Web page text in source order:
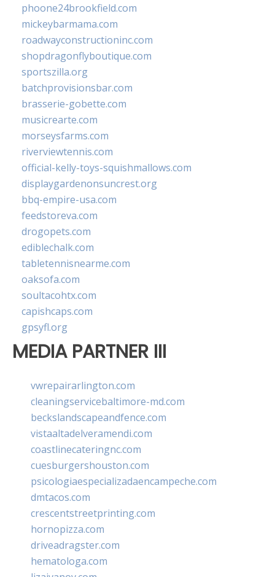
phoone24brookfield.com
mickeybarmama.com
roadwayconstructioninc.com
shopdragonflyboutique.com
sportszilla.org
batchprovisionsbar.com
brasserie-gobette.com
musicrearte.com
morseysfarms.com
riverviewtennis.com
official-kelly-toys-squishmallows.com
displaygardenonsuncrest.org
bbq-empire-usa.com
feedstoreva.com
drogopets.com
ediblechalk.com
tabletennisnearme.com
oaksofa.com
soultacohtx.com
capishcaps.com
gpsyfl.org
MEDIA PARTNER III
vwrepairarlington.com
cleaningservicebaltimore-md.com
beckslandscapeandfence.com
vistaaltadelveramendi.com
coastlinecateringnc.com
cuesburgershouston.com
psicologiaespecializadaencampeche.com
dmtacos.com
crescentstreetprinting.com
hornopizza.com
driveadragster.com
hematologa.com